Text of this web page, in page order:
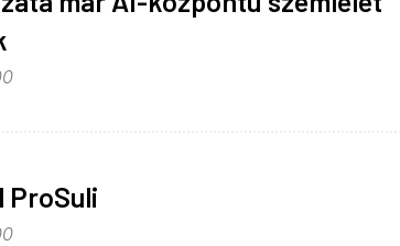
ProSuli